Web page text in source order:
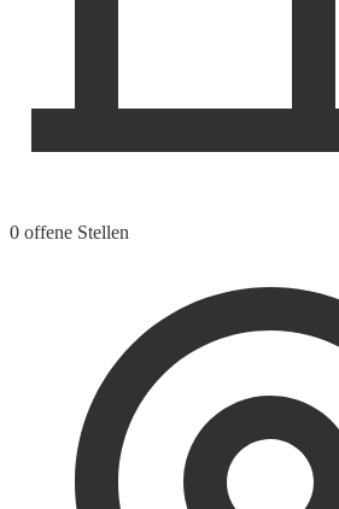
0 offene Stellen